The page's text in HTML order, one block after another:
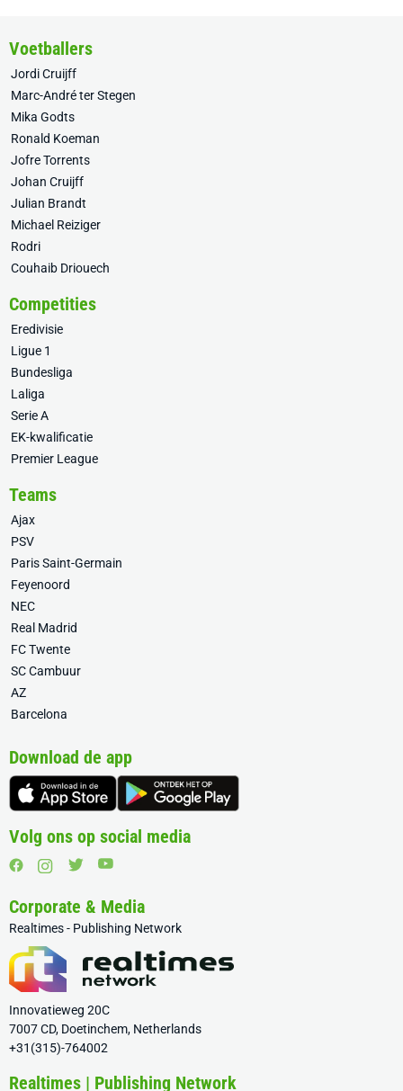
Voetballers
Jordi Cruijff
Marc-André ter Stegen
Mika Godts
Ronald Koeman
Jofre Torrents
Johan Cruijff
Julian Brandt
Michael Reiziger
Rodri
Couhaib Driouech
Competities
Eredivisie
Ligue 1
Bundesliga
Laliga
Serie A
EK-kwalificatie
Premier League
Teams
Ajax
PSV
Paris Saint-Germain
Feyenoord
NEC
Real Madrid
FC Twente
SC Cambuur
AZ
Barcelona
Download de app
Volg ons op social media
Corporate & Media
Realtimes - Publishing Network
Innovatieweg 20C
7007 CD, Doetinchem, Netherlands
+31(315)-764002
Realtimes | Publishing Network